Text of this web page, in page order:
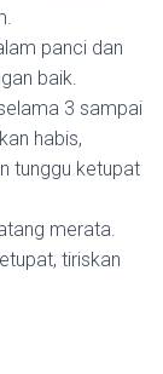
panci dan
baik.
3 sampai
habis,
tunggu ketupat
merata.
tiriskan